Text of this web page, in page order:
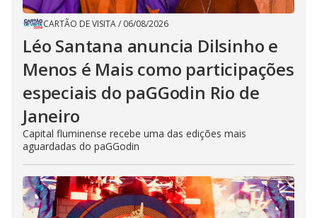
CARTÃO DE VISITA/ 06/08/2026
Léo Santana anuncia Dilsinho e
Menos é Mais como participações
especiais do paGGodin Rio de
Janeiro
Capital fluminense recebe uma das edições mais
aguardadas do paGGodin